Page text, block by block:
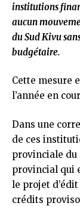
institutions
aucun
du Sud Kivu
budgétaire.
Cette mesure
l’année en
Dans une
de ces
provinciale du
provincial qui
le projet
crédits